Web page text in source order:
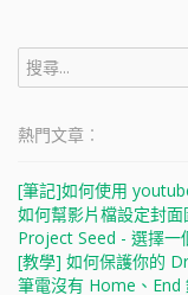
搜
尋
鍵
熱門文章︰
[筆記]如何使用
如何幫影片檔設定封
Project Seed - 選擇一
[教學] 如何保護你的
筆電沒有 Home、End